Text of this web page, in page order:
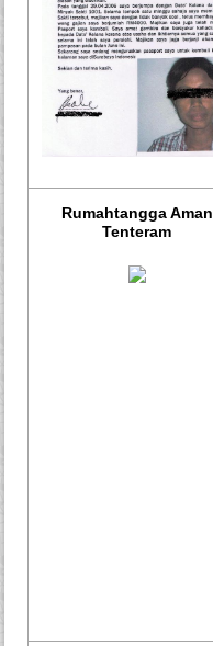
Rumahtangga Aman
Tenteram